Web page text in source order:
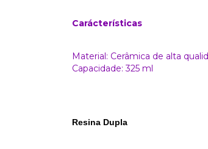
Carácterísticas
Material: Cerâmica de alta
Capacidade: 325 ml
Resina Dupla